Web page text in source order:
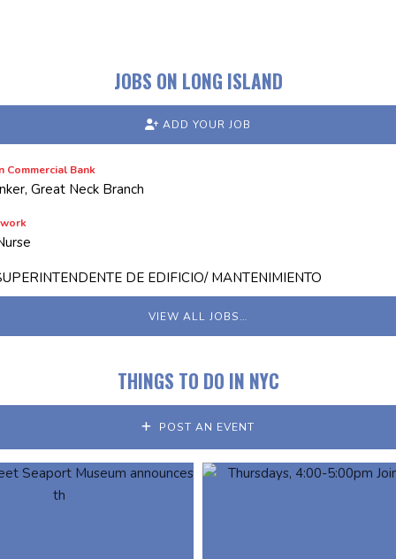
JOBS ON LONG ISLAND
ADD YOUR JOB
Bank
Great Neck Branch
DE EDIFICIO/ MANTENIMIENTO
VIEW ALL JOBS…
THINGS TO DO IN NYC
POST AN EVENT